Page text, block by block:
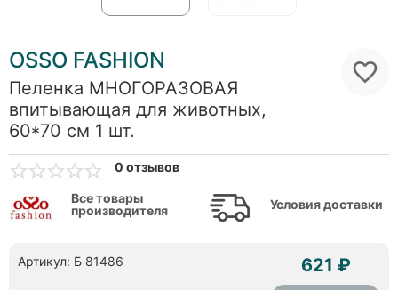
OSSO FASHION
Пеленка МНОГОРАЗОВАЯ
впитывающая для животных,
60*70 см 1 шт.
0 отзывов
Все товары
производителя
Условия доставки
Артикул: Б 81486 621 ₽